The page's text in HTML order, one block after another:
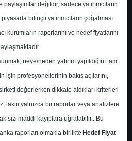
İlgili
Dosyayı İndir
değildir, sadece yatırımcıların
bilinçli yatırımcıların çoğalması
kurumların raporlarını ve hedef fiyatlarını
neye/neden yatırım yapıldığını tam
işin profesyonellerinin bakış açılarını,
değerlerken dikkate aldıkları kriterleri
lakin yalnızca bu raporlar veya analizlere
sizi maddi kayıplara uğratabilir.. Bu
raporları olmakla birlikte Hedef Fiyat